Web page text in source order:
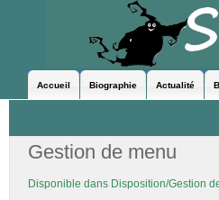
Accueil Biographie Actualité
Gestion de menu
Disponible dans Disposition/Gestion